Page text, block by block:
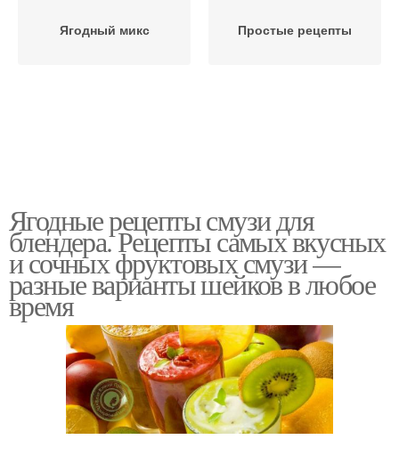
Ягодный микс Простые рецепты
Ягодные рецепты смузи для
блендера. Рецепты самых вкусных
и сочных фруктовых смузи —
разные варианты шейков в любое
время